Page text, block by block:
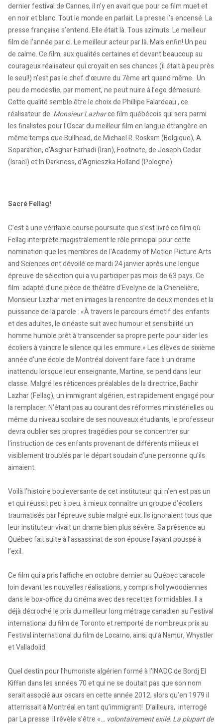
dernier festival de Cannes, il n’y en avait que pour ce film muet et
en noir et blanc. Tout le monde en parlait. La presse l’a encensé. La
presse française s’entend. Elle était là. Tous azimuts. Le meilleur
film de l’année par ci. Le meilleur acteur par là. Mais enfin! Un peu
de calme. Ce film, aux qualités certaines et devant beaucoup au
courageux réalisateur qui croyait en ses chances (il était à peu près
le seul!) n’est pas le chef d’œuvre du 7ème art quand même. Un
peu de modestie, par moment, ne peut nuire à l’ego démesuré.
Cette qualité semble être le choix de Phillipe Falardeau , ce
réalisateur de Monsieur Lazharce film québécois qui sera parmi
les finalistes pour l'Oscar du meilleur film en langue étrangère en
même temps que Bullhead, de Michael R. Roskam (Belgique), A
Separation, d'Asghar Farhadi (Iran), Footnote, de Joseph Cedar
(Israël) et In Darkness, d'Agnieszka Holland (Pologne).
Sacré Fellag!
C’est à une véritable course poursuite que s’est livré ce film où
Fellag interprète magistralement le rôle principal pour cette
nomination que les membres de l'Academy of Motion Picture Arts
and Sciences ont dévoilé ce mardi 24 janvier après une longue
épreuve de sélection qui a vu participer pas mois de 63 pays. Ce
film adapté d’une pièce de théâtre d’Evelyne de la Chenelière,
Monsieur Lazhar met en images la rencontre de deux mondes et la
puissance de la parole : «À travers le parcours émotif des enfants
et des adultes, le cinéaste suit avec humour et sensibilité un
homme humble prêt à transcender sa propre perte pour aider les
écoliers à vaincre le silence qui les emmure.» Les élèves de sixième
année d'une école de Montréal doivent faire face à un drame
inattendu lorsque leur enseignante, Martine, se pend dans leur
classe. Malgré les réticences préalables de la directrice, Bachir
Lazhar (Fellag), un immigrant algérien, est rapidement engagé pour
la remplacer. N'étant pas au courant des réformes ministérielles ou
même du niveau scolaire de ses nouveaux étudiants, le professeur
devra oublier ses propres tragédies pour se concentrer sur
l'instruction de ces enfants provenant de différents milieux et
visiblement troublés par le départ soudain d'une personne qu'ils
aimaient.
Voilà l’histoire bouleversante de cet instituteur qui n’en est pas un
et qui réussit peu à peu, à mieux connaître un groupe d'écoliers
traumatisés par l’épreuve subie malgré eux. Ils ignoraient tous que
leur instituteur vivait un drame bien plus sévère. Sa présence au
Québec fait suite à l’assassinat de son épouse l’ayant poussé à
l’exil.
Ce film qui a pris l’affiche en octobre dernier au Québec caracole
loin devant les nouvelles réalisations, y compris hollywoodiennes
dans le box-office du cinéma avec des recettes formidables. Il a
déjà décroché le prix du meilleur long métrage canadien au Festival
international du film de Toronto et remporté de nombreux prix au
Festival international du film de Locarno, ainsi qu’à Namur, Whystler
et Valladolid.
Quel destin pour l’humoriste algérien formé à l’INADC de Bordj El
Kiffan dans les années 70 et qui ne se doutait pas que son nom
serait associé aux oscars en cette année 2012, alors qu’en 1979 il
atterrissait à Montréal en tant qu’immigrant! D’ailleurs, interrogé
par La presse il révèle s’être «… volontairement exilé. La plupart de